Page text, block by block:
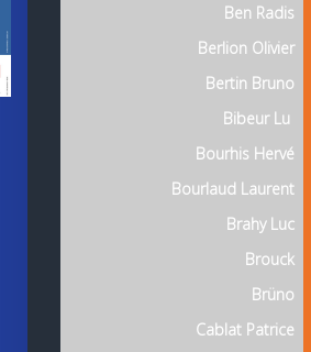
Ben Radis
Berlion Olivier
Bertin Bruno
Bibeur Lu
Bourhis Hervé
Bourlaud Laurent
Brahy Luc
Brouck
Brüno
Cablat Patrice